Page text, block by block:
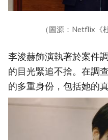
（圖源：Netflix《
李浚赫飾演執著於案件
的目光緊追不捨。在調
的多重身份，包括她的